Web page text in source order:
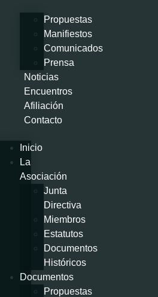
Propuestas
Manifiestos
Comunicados
Prensa
Noticias
Encuentros
Afiliación
Contacto
Inicio
La
Asociación
Junta
Directiva
Miembros
Estatutos
Documentos
Históricos
Documentos
Propuestas